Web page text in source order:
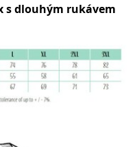
s dlouhým rukávem